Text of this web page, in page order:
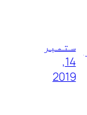
ستمبر
14,
2019